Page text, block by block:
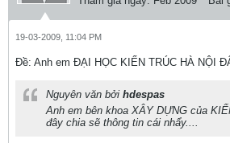
19-03-2009, 11:04 PM
Ðề: Anh em ĐẠI HỌC KIẾN TRÚC HÀ NỘI
Nguyên văn bởi hdespas
Anh em bên khoa XÂY DỰNG của
đây chia sẽ thông tin cái nhẩy....